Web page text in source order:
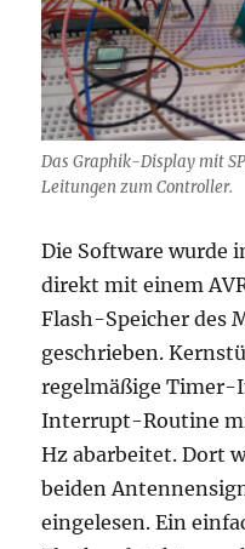
Das Graphik-Display mit
Leitungen zum Controller.
Die Software wurde
direkt mit einem
Flash-Speicher des
geschrieben.
regelmäßige Timer-
Interrupt-Routine
Hz abarbeitet. Dort
beiden
eingelesen. Ein